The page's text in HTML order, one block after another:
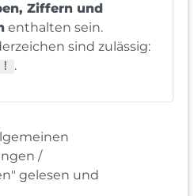
Ziffern und
enthalten sein.
sind zulässig:
.
/
gelesen und